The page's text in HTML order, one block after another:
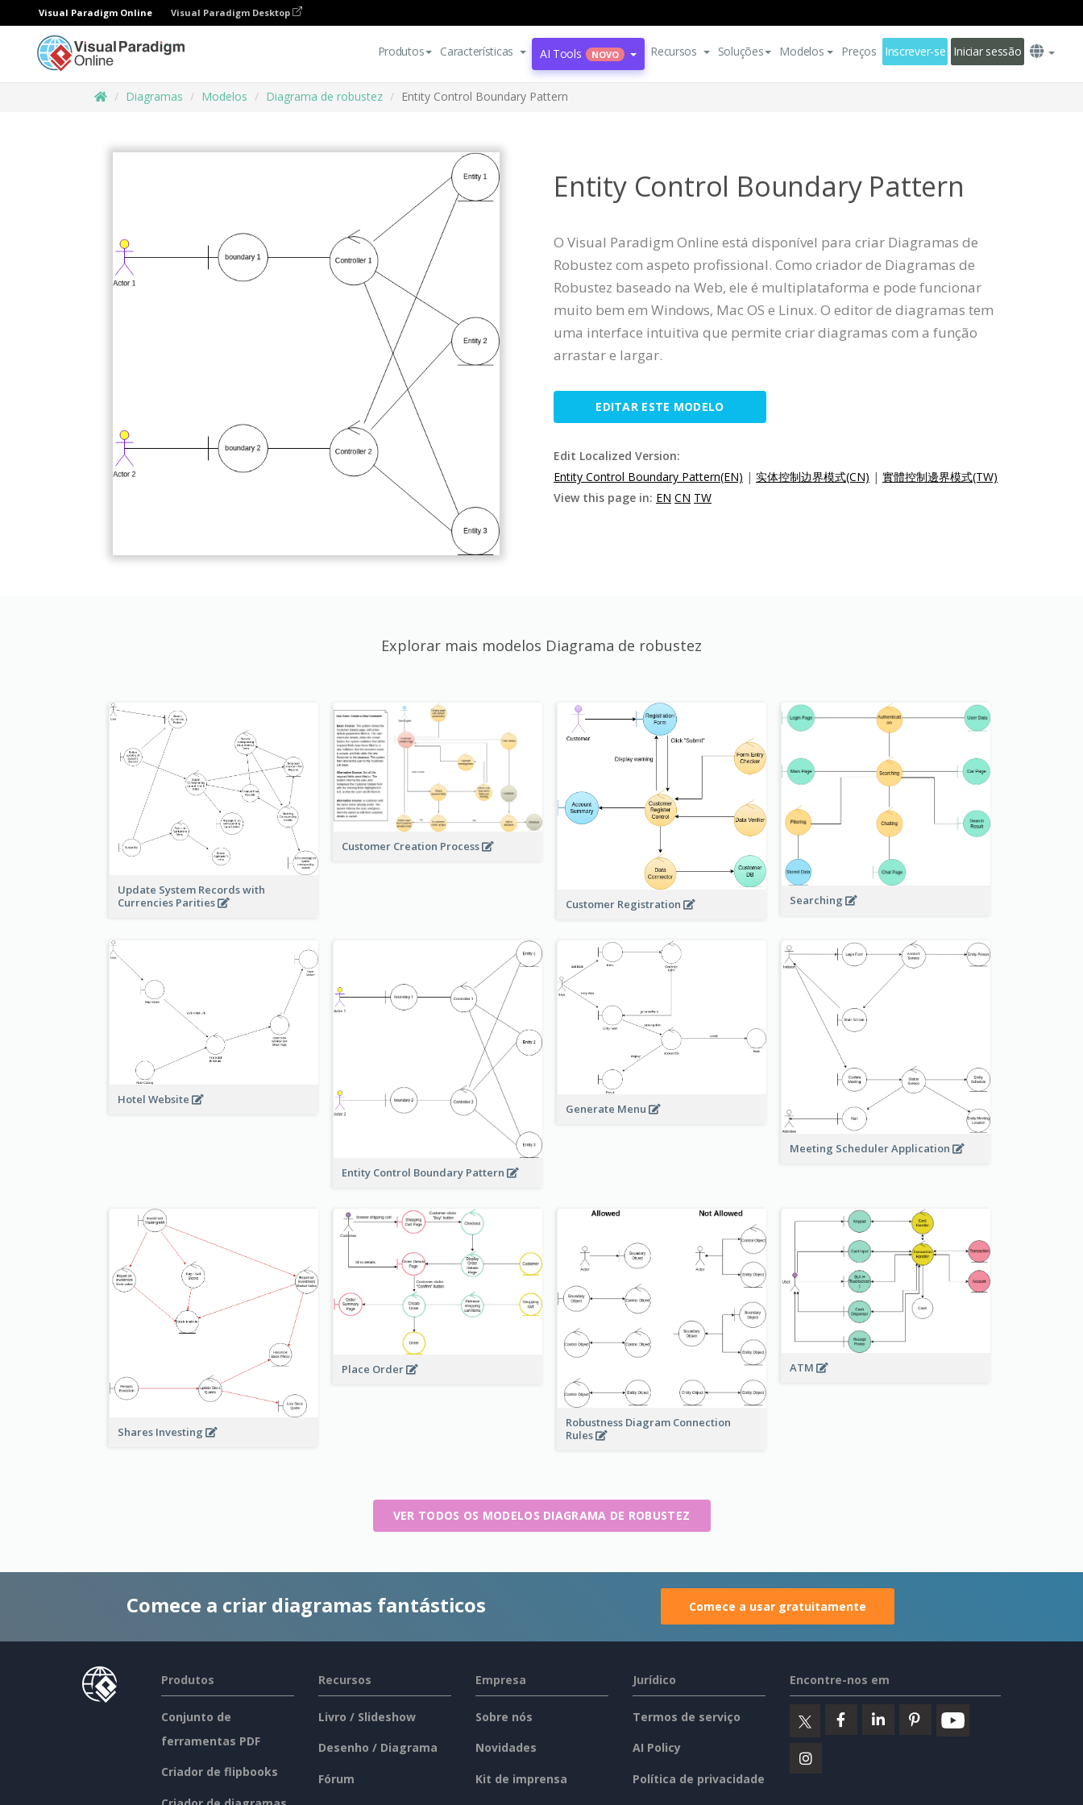
Visual Paradigm Online Visual Paradigm Desktop
Produtos Características AI Tools NOVO Recursos Soluções Modelos Preços Inscrever-se Iniciar sessão
Diagramas Modelos Diagrama de robustez Entity Control Boundary Pattern
Entity Control Boundary Pattern
O Visual Paradigm Online está disponível para criar Diagramas de
Robustez com aspeto profissional. Como criador de Diagramas de
Robustez baseado na Web, ele é multiplataforma e pode funcionar
muito bem em Windows, Mac OS e Linux. O editor de diagramas tem
uma interface intuitiva que permite criar diagramas com a função
arrastar e largar.
EDITAR ESTE MODELO
Edit Localized Version:
Entity Control Boundary Pattern(EN) | 实体控制边界模式(CN) | 實體控制邊界模式(TW)
View this page in: EN CN TW
Explorar mais modelos Diagrama de robustez
Update System Records with
Currencies Parities
Customer Creation Process
Customer Registration Searching
Hotel Website
Entity Control Boundary Pattern
Generate Menu
Meeting Scheduler Application
Shares Investing
Place Order
Robustness Diagram Connection
Rules
ATM
VER TODOS OS MODELOS DIAGRAMA DE ROBUSTEZ
Comece a criar diagramas fantásticos Comece a usar gratuitamente
Produtos
Conjunto de
ferramentas PDF
Criador de flipbooks
Recursos
Livro / Slideshow
Desenho / Diagrama
Fórum
Empresa
Sobre nós
Novidades
Kit de imprensa
Jurídico
Termos de serviço
AI Policy
Política de privacidade
Encontre-nos em